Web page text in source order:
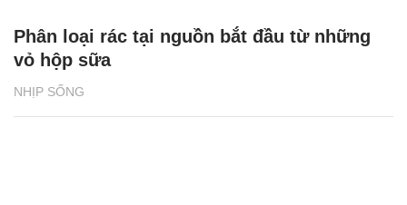
NHỊP SỐNG
Phân loại rác tại nguồn bắt đầu từ những
vỏ hộp sữa